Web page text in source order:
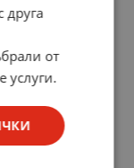
друга
от
услуги.